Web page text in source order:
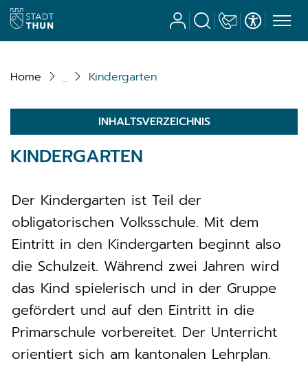
Stadt Thun
Benutzerkonto
SucheKontakt
Home Kindergarten
INHALTSVERZEICHNIS
KINDERGARTEN
Der Kindergarten ist Teil der
obligatorischen Volksschule. Mit dem
Eintritt in den Kindergarten beginnt also
die Schulzeit. Während zwei Jahren wird
das Kind spielerisch und in der Gruppe
gefördert und auf den Eintritt in die
Primarschule vorbereitet. Der Unterricht
orientiert sich am kantonalen Lehrplan.